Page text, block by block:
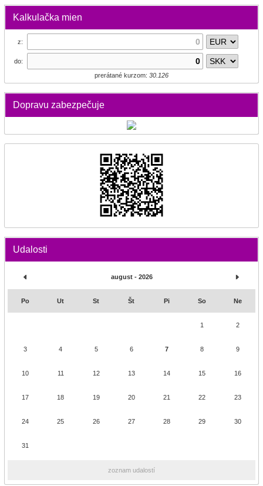
Kalkulačka mien
z:
do:
prerátané kurzom: 30.126
Dopravu zabezpečuje
Udalosti
august - 2026
Po Ut St Št Pi So Ne
1 2
3 4 5 6 7 8 9
10 11 12 13 14 15 16
17 18 19 20 21 22 23
24 25 26 27 28 29 30
31
zoznam udalostí